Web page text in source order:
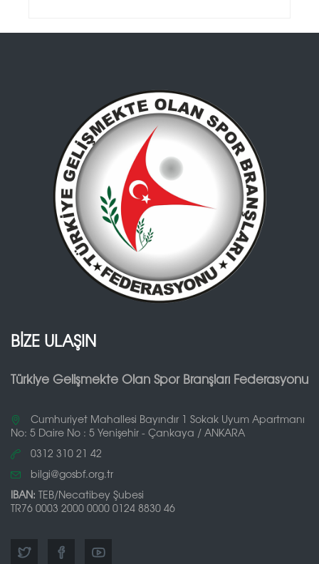
BİZE ULAŞIN
Türkiye Gelişmekte Olan Spor Branşları Federasyonu
Cumhuriyet Mahallesi Bayındır 1 Sokak Uyum Apartmanı
No: 5 Daire No : 5 Yenişehir - Çankaya / ANKARA
0312 310 21 42
bilgi@gosbf.org.tr
IBAN: TEB/Necatibey Şubesi
TR76 0003 2000 0000 0124 8830 46